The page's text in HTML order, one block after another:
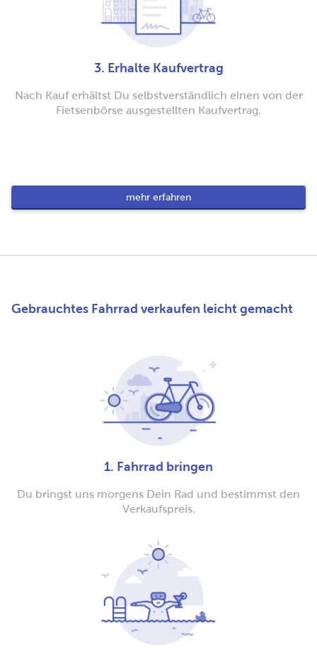
3. Erhalte Kaufvertrag
Nach Kauf erhältst Du selbstverständlich einen von der
Fietsenbörse ausgestellten Kaufvertrag.
mehr erfahren
Gebrauchtes Fahrrad verkaufen leicht gemacht
1. Fahrrad bringen
Du bringst uns morgens Dein Rad und bestimmst den
Verkaufspreis.